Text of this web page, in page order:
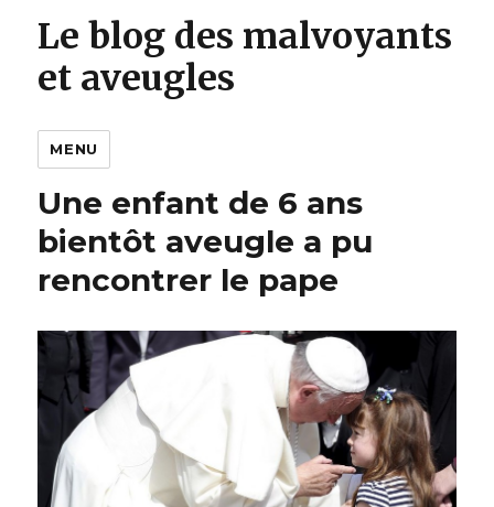
Le blog des malvoyants
et aveugles
MENU
Une enfant de 6 ans
bientôt aveugle a pu
rencontrer le pape